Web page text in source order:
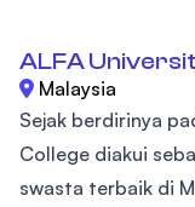
ALFA
Malaysia
Sejak berdirinya
College diakui
swasta terbaik di